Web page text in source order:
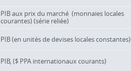
PIB aux prix du marché (monnaies locales
courantes) (série reliée)
PIB (en unités de devises locales constantes)
PIB, ($ PPA internationaux courants)